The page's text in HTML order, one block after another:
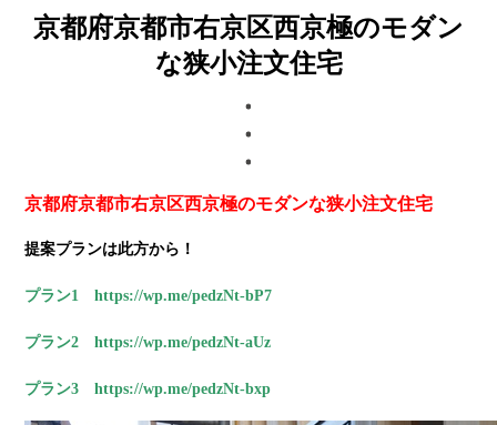
京都府京都市右京区西京極のモダン
な狭小注文住宅
京都府京都市右京区西京極のモダンな狭小注文住宅
提案プランは此方から！
プラン1 https://wp.me/pedzNt-bP7
プラン2https://wp.me/pedzNt-aUz
プラン3https://wp.me/pedzNt-bxp